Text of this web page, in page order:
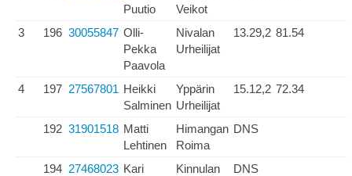
Puutio
Veikot
3 196 30055847 Olli-
Pekka
Paavola
Nivalan
Urheilijat
13.29,2 81.54
4 197 27567801 Heikki
Salminen
Yppärin
Urheilijat
15.12,2 72.34
192 31901518 Matti
Lehtinen
Himangan
Roima
DNS
194 27468023 Kari
Kinnulan
DNS